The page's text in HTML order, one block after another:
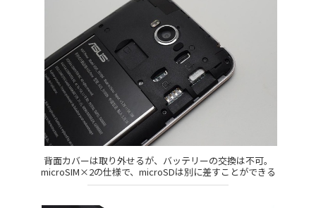
背面カバーは取り外せるが、バッテリーの交換は不可。
microSIM×2の仕様で、microSDは別に差すことができる